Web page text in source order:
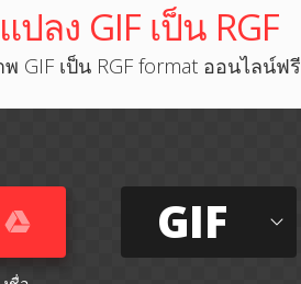
ปลง GIF เป็น RGF
GIF เป็น RGF format ออนไลน์ฟรี
GIF